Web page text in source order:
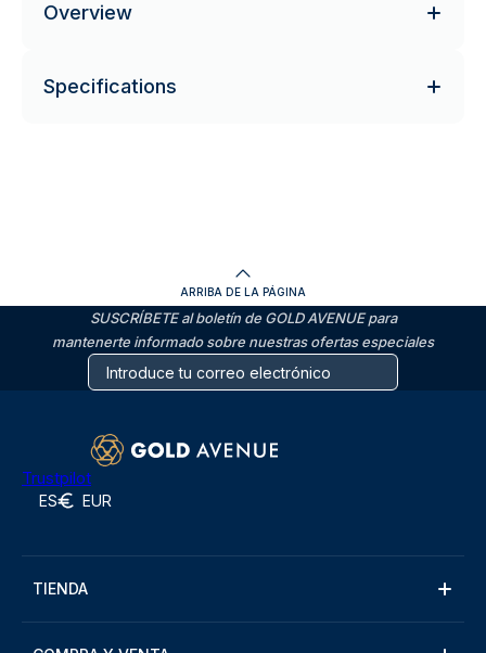
Overview
Specifications
ARRIBA DE LA PÁGINA
SUSCRÍBETE al boletín de GOLD AVENUE para
mantenerte informado sobre nuestras ofertas especiales
Trustpilot
ES EUR
TIENDA